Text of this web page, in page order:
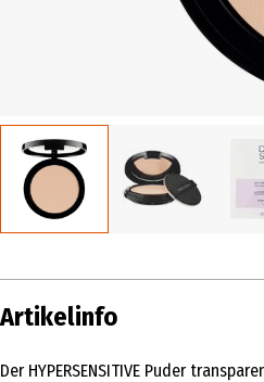
Artikelinfo
Der HYPERSENSITIVE Puder